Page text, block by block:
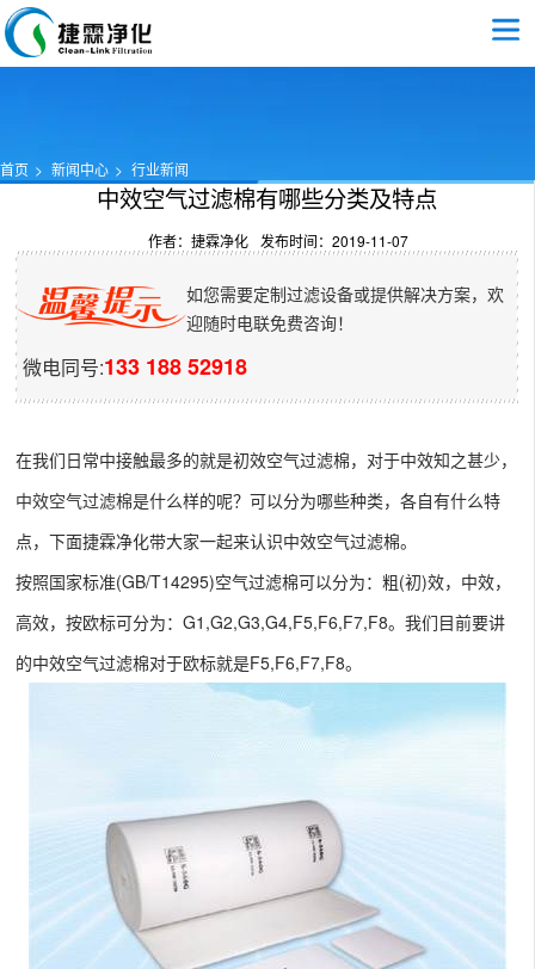
首页 新闻中心 行业新闻
中效空气过滤棉有哪些分类及特点
作者：捷霖净化 发布时间：2019-11-07
如您需要定制过滤设备或提供解决方案，欢
迎随时电联免费咨询！
微电同号:133 188 52918
在我们日常中接触最多的就是初效空气过滤棉，对于中效知之甚少，
中效空气过滤棉是什么样的呢？可以分为哪些种类，各自有什么特
点，下面捷霖净化带大家一起来认识中效空气过滤棉。
按照国家标准(GB/T14295)空气过滤棉可以分为：粗(初)效，中效，
高效，按欧标可分为：G1,G2,G3,G4,F5,F6,F7,F8。我们目前要讲
的中效空气过滤棉对于欧标就是F5,F6,F7,F8。